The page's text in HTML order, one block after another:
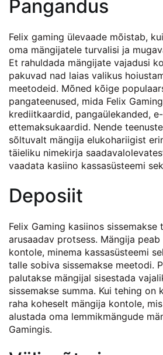
Pangandus
Felix gaming ülevaade mõistab,
oma mängijatele turvalisi ja
Et rahuldada mängijate vajadusi
pakuvad nad laias valikus
meetodeid. Mõned kõige
pangateenused, mida Felix
krediitkaardid, pangaülekanded,
ettemaksukaardid. Nende
sõltuvalt mängija elukohariigist
täieliku nimekirja
vaadata kasiino kassasüsteemi
Deposiit
Felix Gaming kasiinos sissemakse
arusaadav protsess. Mängija
kontole, minema kassasüsteemi
talle sobiva sissemakse meetodi.
palutakse mängijal sisestada
sissemakse summa. Kui tehing on
raha koheselt mängija kontole,
alustada oma lemmikmängude
Gamingis.